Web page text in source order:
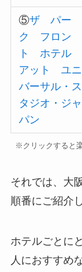
⑤ザ パー
ク フロン
ト ホテル
アット ユニ
バーサル・ス
タジオ・ジャ
パン
※クリックすると
それでは、大
順番にご紹介
ホテルごとに
人におすすめ